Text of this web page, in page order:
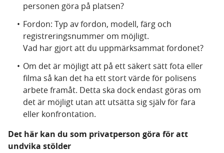
personen göra på platsen?
Fordon: Typ av fordon, modell, färg och
registreringsnummer om möjligt.
Vad har gjort att du uppmärksammat fordonet?
Om det är möjligt att på ett säkert sätt fota eller
filma så kan det ha ett stort värde för polisens
arbete framåt. Detta ska dock endast göras om
det är möjligt utan att utsätta sig själv för fara
eller konfrontation.
Det här kan du som privatperson göra för att
undvika stölder